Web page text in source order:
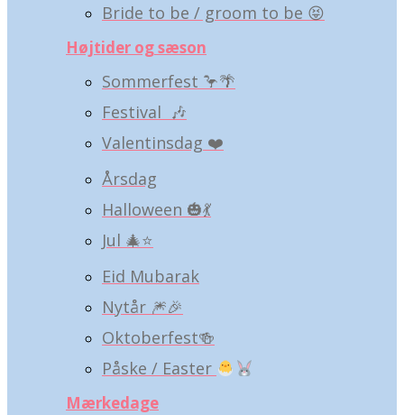
Bride to be / groom to be 😝
Højtider og sæson
Sommerfest 🦩🌴
Festival 🎶
Valentinsdag ❤️
Årsdag
Halloween 🎃💃
Jul 🎄⭐️
Eid Mubarak
Nytår 🎆🎉
Oktoberfest🍻
Påske / Easter
Mærkedage